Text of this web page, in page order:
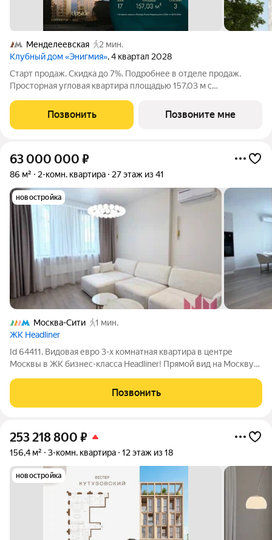
Менделеевская
2 мин.
Клубный дом «Энигмия», 4 квартал 2028
Старт продаж. Скидка до 7%. Подробнее в отделе продаж.
Просторная угловая квартира площадью 157.03 м с
и во двор. Продуманная планировка с мастер-спальней и
гардеробной с окном. ЭНИГМИЯ
Позвонить Позвоните мне
63 000 000 ₽
86 м² 2-комн. квартира 27 этаж из 41
новостройка
Москва-Сити
1 мин.
ЖК Headliner
Id 64411. Видовая евро 3-х комнатная квартира в центре
Москвы в ЖК бизнес-класса Headliner! Прямой вид на Москву-
41-этажного монолитного дома. Общая площадь квартиры
83,75 кв. м, жилая площадь
Позвонить
253 218 800 ₽
156,4 м² 3-комн. квартира 12 этаж из 18
новостройка